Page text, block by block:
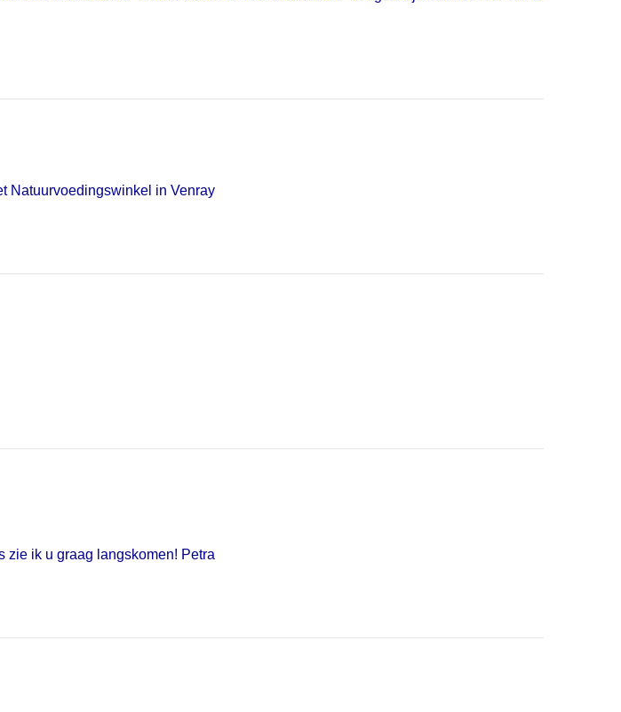
Natuurvoedingswinkel in Venray
zie ik u graag langskomen! Petra